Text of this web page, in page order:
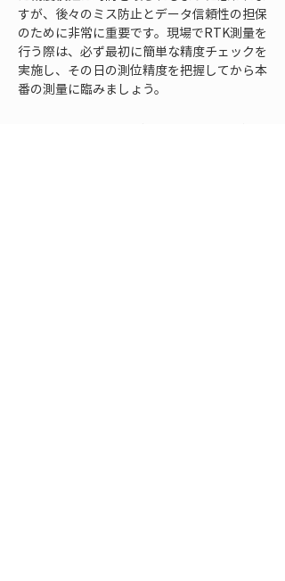
すが、後々のミス防止とデータ信頼性の担保
のために非常に重要です。現場でRTK測量を
行う際は、必ず最初に簡単な精度チェックを
実施し、その日の測位精度を把握してから本
番の測量に臨みましょう。